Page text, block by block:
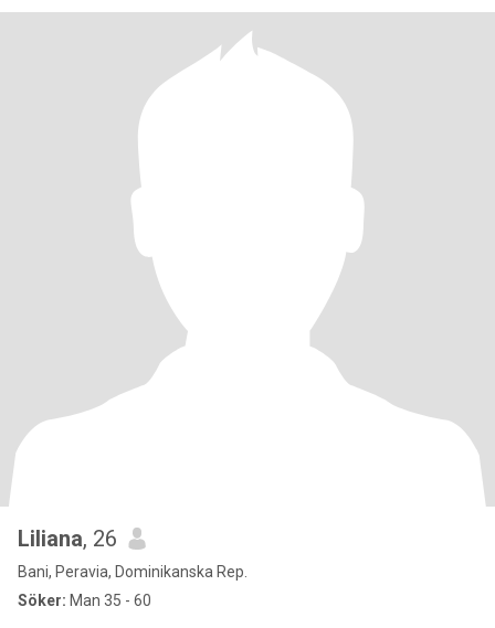
Liliana, 26
Bani, Peravia, Dominikanska Rep.
Söker: Man 35 - 60